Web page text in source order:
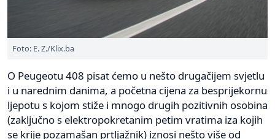
Foto: E. Z./Klix.ba
O Peugeotu 408 pisat ćemo u nešto drugačijem svjetlu
i u narednim danima, a početna cijena za besprijekornu
ljepotu s kojom stiže i mnogo drugih pozitivnih osobina
(zaključno s elektropokretanim petim vratima iza kojih
se krije pozamašan prtljažnik) iznosi nešto više od